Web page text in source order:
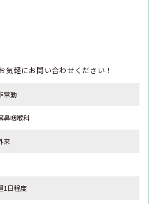
気軽にお問い合わせください！
常勤
鼻咽喉科
来
1日程度